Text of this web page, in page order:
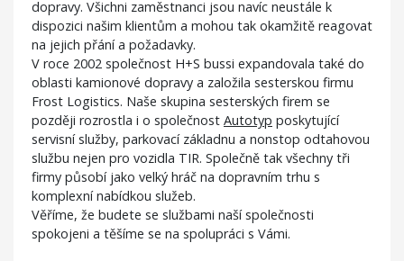
dopravy. Všichni zaměstnanci jsou navíc neustále k
dispozici našim klientům a mohou tak okamžitě reagovat
na jejich přání a požadavky.
V roce 2002 společnost H+S bussi expandovala také do
oblasti kamionové dopravy a založila sesterskou firmu
Frost Logistics. Naše skupina sesterských firem se
později rozrostla i o společnost Autotyp poskytující
servisní služby, parkovací základnu a nonstop odtahovou
službu nejen pro vozidla TIR. Společně tak všechny tři
firmy působí jako velký hráč na dopravním trhu s
komplexní nabídkou služeb.
Věříme, že budete se službami naší společnosti
spokojeni a těšíme se na spolupráci s Vámi.